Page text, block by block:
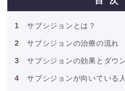
サブシジョンとは？
サブシジョンの治療の流れ
サブシジョンの効果とダウ
サブシジョンが向いている